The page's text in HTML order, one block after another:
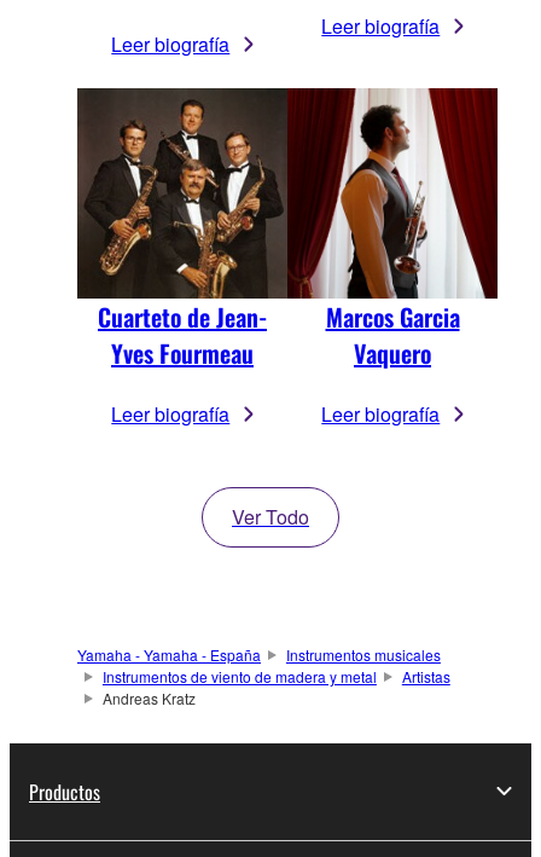
Leer biografía
Leer biografía
Cuarteto de Jean-
Yves Fourmeau
Leer biografía
Marcos Garcia
Vaquero
Leer biografía
Ver Todo
Yamaha - Yamaha - España
Instrumentos musicales
Instrumentos de viento de madera y metal
Artistas
Andreas Kratz
Productos